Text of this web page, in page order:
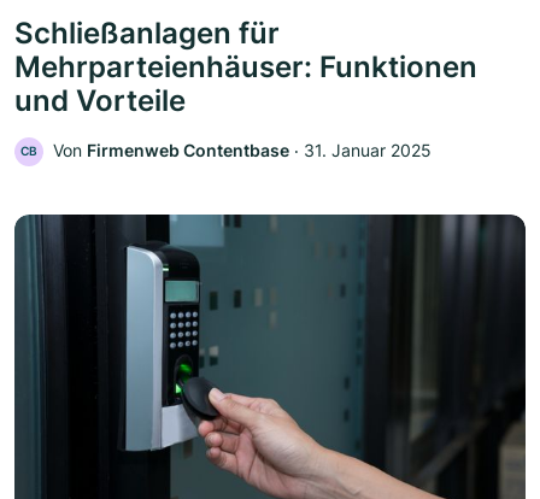
Schließanlagen für
Mehrparteienhäuser: Funktionen
und Vorteile
CB Von Firmenweb Contentbase ‧ 31. Januar 2025